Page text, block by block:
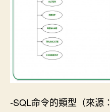
-SQL命令的類型（來源：